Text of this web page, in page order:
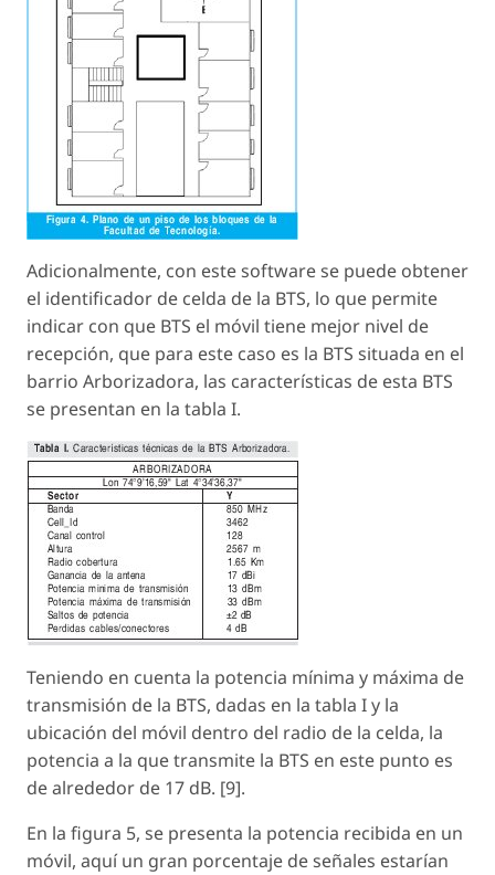
Adicionalmente, con este software se puede obtener
el identificador de celda de la BTS, lo que permite
indicar con que BTS el móvil tiene mejor nivel de
recepción, que para este caso es la BTS situada en el
barrio Arborizadora, las características de esta BTS
se presentan en la tabla I.
Teniendo en cuenta la potencia mínima y máxima de
transmisión de la BTS, dadas en la tabla I y la
ubicación del móvil dentro del radio de la celda, la
potencia a la que transmite la BTS en este punto es
de alrededor de 17 dB. [9].
En la figura 5, se presenta la potencia recibida en un
móvil, aquí un gran porcentaje de señales estarían